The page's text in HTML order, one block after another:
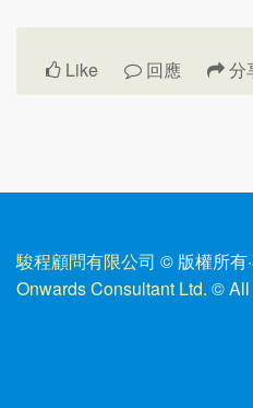
Like 回應 分
駿程顧問有限公司 © 版權所有·
Onwards Consultant Ltd. © All